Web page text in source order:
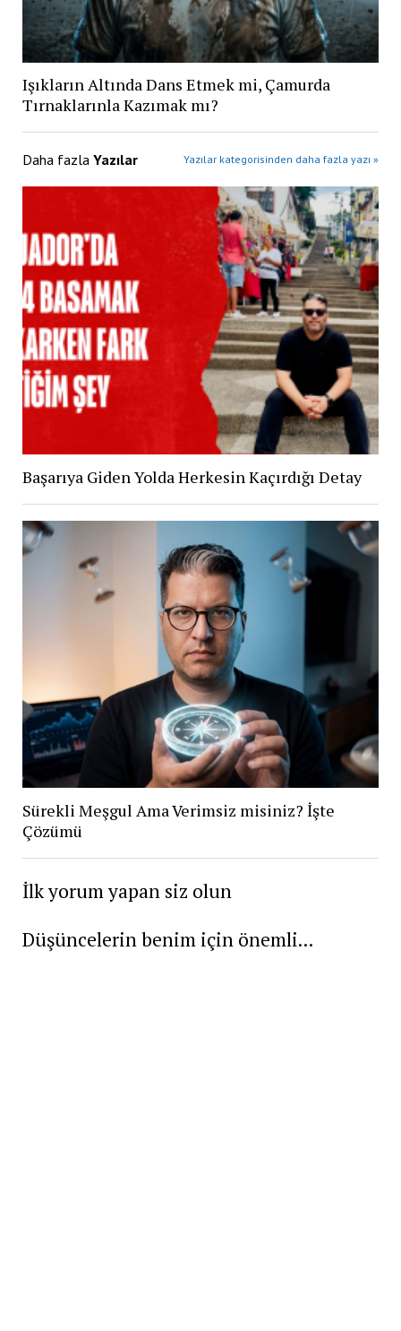
Işıkların Altında Dans Etmek mi, Çamurda
Tırnaklarınla Kazımak mı?
Daha fazla Yazılar Yazılar kategorisinden daha fazla yazı »
Başarıya Giden Yolda Herkesin Kaçırdığı Detay
Sürekli Meşgul Ama Verimsiz misiniz? İşte
Çözümü
İlk yorum yapan siz olun
Düşüncelerin benim için önemli...